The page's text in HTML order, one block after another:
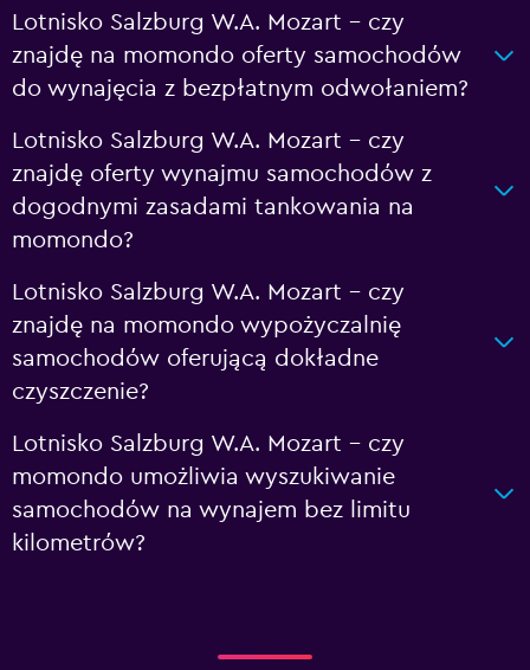
Lotnisko Salzburg W.A. Mozart – czy
znajdę na momondo oferty samochodów
do wynajęcia z bezpłatnym odwołaniem?
Lotnisko Salzburg W.A. Mozart – czy
znajdę oferty wynajmu samochodów z
dogodnymi zasadami tankowania na
momondo?
Lotnisko Salzburg W.A. Mozart – czy
znajdę na momondo wypożyczalnię
samochodów oferującą dokładne
czyszczenie?
Lotnisko Salzburg W.A. Mozart – czy
momondo umożliwia wyszukiwanie
samochodów na wynajem bez limitu
kilometrów?